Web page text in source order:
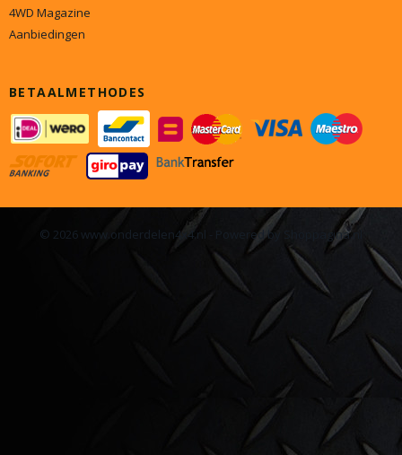
4WD Magazine
Aanbiedingen
BETAALMETHODES
© 2026 www.onderdelen4x4.nl - Powered by Shoppagina.nl